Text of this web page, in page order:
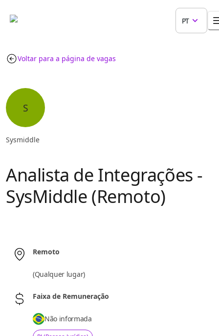
PT
Voltar para a página de vagas
S
Sysmiddle
Analista de Integrações -
SysMiddle (Remoto)
Remoto
(Qualquer lugar)
Faixa de Remuneração
Não informada